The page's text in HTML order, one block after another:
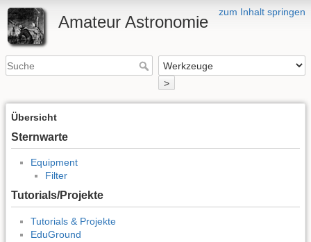
zum Inhalt springen
Amateur Astronomie
>
Übersicht
Sternwarte
Equipment
Filter
Tutorials/Projekte
Tutorials & Projekte
EduGround